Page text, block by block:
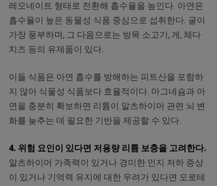
레오네이트 형태로 전환해 흡수율을 높인다. 아연은
흡수율이 높은 동물성 식품 중심으로 섭취한다. 굴이
가장 풍부하며, 그 다음으로는 방목 소고기, 게, 체다
치즈 등의 유제품이 있다.
이들 식품은 아연 흡수를 방해하는 피트산을 포함하
지 않아 식물성 식품보다 효율적이다. 마그네슘과 아
연을 충분히 확보하면 리튬이 알츠하이머 관련 뇌 변
화를 늦추는 데 필요한 기반을 제공할 수 있다.
4. 위험 요인이 있다면 저용량 리튬 보충을 고려한다.
알츠하이머 가족력이 있거나 경미한 인지 저하 증상
이 있거나 기억력 유지에 대한 우려가 있다면 오로테